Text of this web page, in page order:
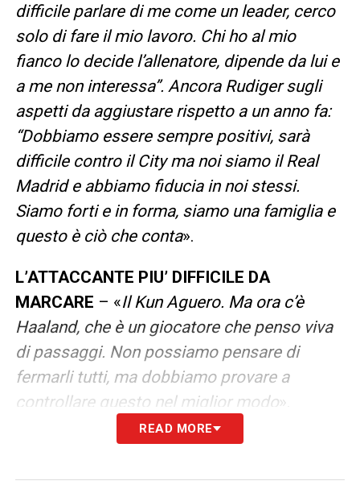
difficile parlare di me come un leader, cerco
solo di fare il mio lavoro. Chi ho al mio
fianco lo decide l’allenatore, dipende da lui e
a me non interessa”. Ancora Rudiger sugli
aspetti da aggiustare rispetto a un anno fa:
“Dobbiamo essere sempre positivi, sarà
difficile contro il City ma noi siamo il Real
Madrid e abbiamo fiducia in noi stessi.
Siamo forti e in forma, siamo una famiglia e
questo è ciò che conta».
L’ATTACCANTE PIU’ DIFFICILE DA
MARCARE – «Il Kun Aguero. Ma ora c’è
Haaland, che è un giocatore che penso viva
di passaggi. Non possiamo pensare di
fermarli tutti, ma dobbiamo provare a
controllare questo nel miglior modo».
READ MORE